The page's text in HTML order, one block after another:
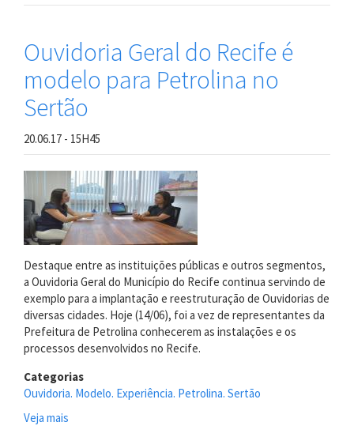
Ouvidoria Geral do Recife é
modelo para Petrolina no
Sertão
20.06.17 - 15H45
Destaque entre as instituições públicas e outros segmentos,
a Ouvidoria Geral do Município do Recife continua servindo de
exemplo para a implantação e reestruturação de Ouvidorias de
diversas cidades. Hoje (14/06), foi a vez de representantes da
Prefeitura de Petrolina conhecerem as instalações e os
processos desenvolvidos no Recife.
Categorias
Ouvidoria. Modelo. Experiência. Petrolina. Sertão
Veja mais